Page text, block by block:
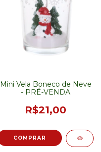
Mini Vela Boneco de Neve
- PRÉ-VENDA
R$21,00